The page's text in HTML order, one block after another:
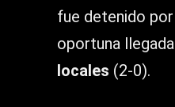
fue detenido
oportuna
locales (2-0).